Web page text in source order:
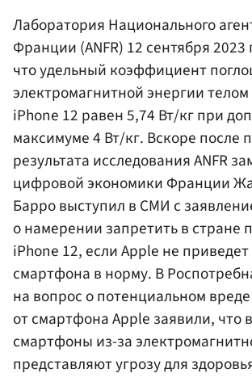
Лаборатория Национального
Франции (ANFR) 12 сентября 2023
что удельный коэффициент
электромагнитной энергии телом
iPhone 12 равен 5,74 Вт/кг при
максимуме 4 Вт/кг. Вскоре после
результата исследования ANFR
цифровой экономики Франции
Барро выступил в СМИ с
о намерении запретить в стране
iPhone 12, если Apple не
смартфона в норму. В
на вопрос о потенциальном
от смартфона Apple заявили, что
смартфоны из-за
представляют угрозу для